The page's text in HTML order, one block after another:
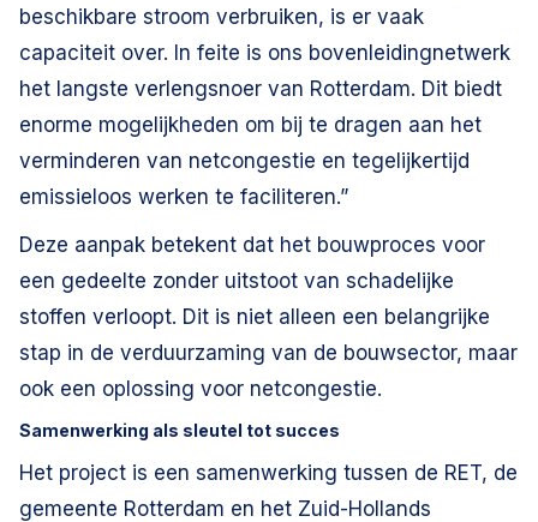
beschikbare stroom verbruiken, is er vaak
capaciteit over. In feite is ons bovenleidingnetwerk
het langste verlengsnoer van Rotterdam. Dit biedt
enorme mogelijkheden om bij te dragen aan het
verminderen van netcongestie en tegelijkertijd
emissieloos werken te faciliteren.”
Deze aanpak betekent dat het bouwproces voor
een gedeelte zonder uitstoot van schadelijke
stoffen verloopt. Dit is niet alleen een belangrijke
stap in de verduurzaming van de bouwsector, maar
ook een oplossing voor netcongestie.
Samenwerking als sleutel tot succes
Het project is een samenwerking tussen de RET, de
gemeente Rotterdam en het Zuid-Hollands